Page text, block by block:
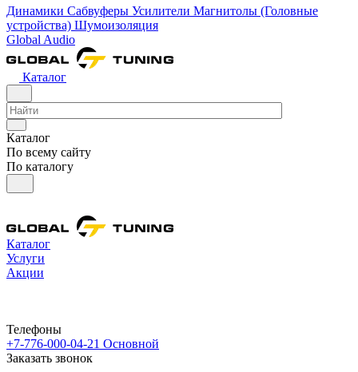
Динамики Сабвуферы Усилители Магнитолы (Головные
устройства) Шумоизоляция
Global Audio
Каталог
Каталог
По всему сайту
По каталогу
Каталог
Услуги
Акции
Телефоны
+7-776-000-04-21 Основной
Заказать звонок